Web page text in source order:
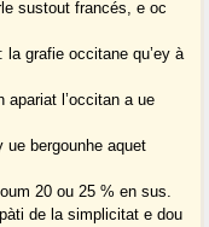
sustout francés, e oc
la grafie occitane qu’ey à
apariat l’occitan a ue
ue bergounhe aquet
20 ou 25 % en sus.
de la simplicitat e dou